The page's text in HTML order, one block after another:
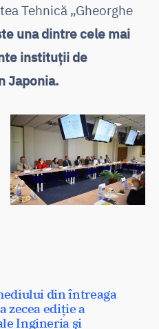
Tehnică „Gheorghe
una dintre cele mai
instituții de
Japonia.
din întreaga
zecea ediție a
Ingineria şi